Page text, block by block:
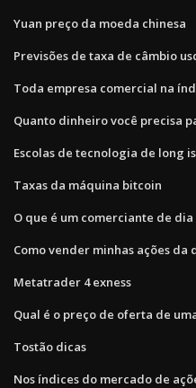
Yuan preço da moeda chinesa
Previsões de taxa de câmbio
Toda empresa comercial na
Quanto dinheiro você precisa
Escolas de tecnologia de long
Taxas da máquina bitcoin
O que é um comerciante de
Como vender minhas ações da
Metatrader 4 exness
Qual é o preço de oferta de
Tostão dicas
Nos índices do mercado de